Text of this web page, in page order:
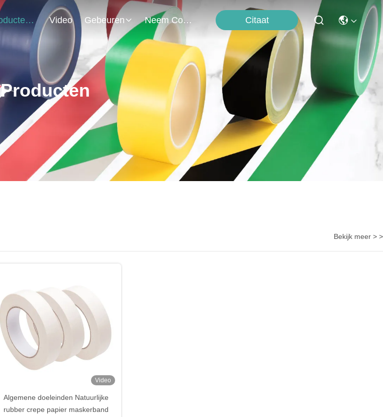
Producten Video Gebeuren Neem Contact Met Ons Op Citaat
Producten
Bekijk meer > >
Video
Algemene doeleinden Natuurlijke
rubber crepe papier maskerband